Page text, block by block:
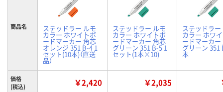
商品名 ステッドラー ルモ
カラー ホワイトボ
ードマーカー 角芯
オレンジ 351 B-4 1
セット(10本)（直送
品）
ステッドラー ルモ
カラー ホワイトボ
ードマーカー 角芯
グリーン 351 B-5 1
セット(1本×10)
ステッドラー
カラー ホワ
ードマーカー
グリーン 351
本
価格
(税込)
￥2,420 ￥2,035